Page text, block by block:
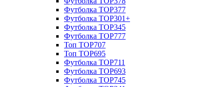
Футболка TOP377
Футболка TOP301+
Футболка TOP345
Футболка TOP777
Топ TOP707
Топ TOP695
Футболка TOP711
Футболка TOP693
Футболка TOP745